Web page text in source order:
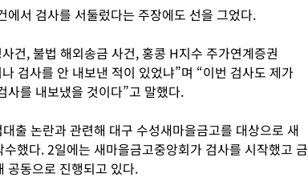
에서 검사를 서둘렀다는 주장에도 선을 그었다.
건, 불법 해외송금 사건, 홍콩 H지수 주가연계증권
검사를 안 내보낸 적이 있었냐”며 “이번 검사도 제가
사를 내보냈을 것이다”고 말했다.
출 논란과 관련해 대구 수성새마을금고를 대상으로 새
했다. 2일에는 새마을금고중앙회가 검사를 시작했고 금
공동으로 진행되고 있다.